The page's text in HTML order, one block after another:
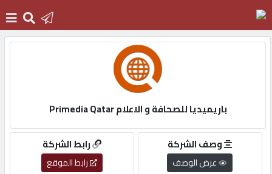
التسجيل
باريميديا للصحافة و الاعلام Primedia Qatar
رابط الشركة
رابط الموقع
وصف الشركة
عرض الوصف